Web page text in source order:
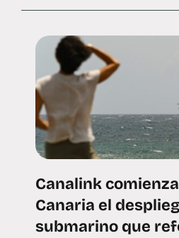
Canalink
Canaria el
submarino que